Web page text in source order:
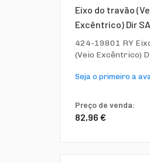
Eixo do travão
Excêntrico) Dir
424-19801 RY
(Veio Excêntrico)
Seja o primeiro a
Preço de venda:
82,96 €